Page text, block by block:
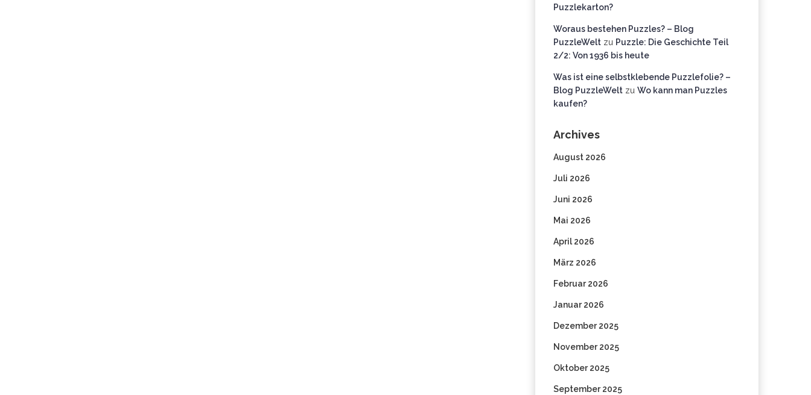
Puzzlekarton?
Woraus bestehen Puzzles? – Blog
PuzzleWelt zu Puzzle: Die Geschichte Teil
2/2: Von 1936 bis heute
Was ist eine selbstklebende Puzzlefolie? –
Blog PuzzleWelt zu Wo kann man Puzzles
kaufen?
Archives
August 2026
Juli 2026
Juni 2026
Mai 2026
April 2026
März 2026
Februar 2026
Januar 2026
Dezember 2025
November 2025
Oktober 2025
September 2025